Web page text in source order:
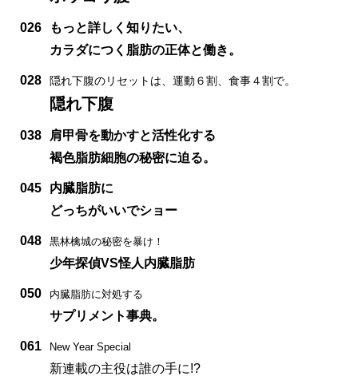
026
もっと詳しく知りたい、
カラダにつく脂肪の正体と働き。
028 隠れ下腹のリセットは、運動６割、食事４割で。
隠れ下腹
038
肩甲骨を動かすと活性化する
褐色脂肪細胞の秘密に迫る。
045
内臓脂肪に
どっちがいいでショー
048 黒林檎城の秘密を暴け！
少年探偵VS怪人内臓脂肪
050 内臓脂肪に対処する
サプリメント事典。
061 New Year Special
新連載の主役は誰の手に!?